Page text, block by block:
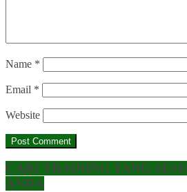
Name *
Email *
Website
CARI TRAINING YANG
ANDA